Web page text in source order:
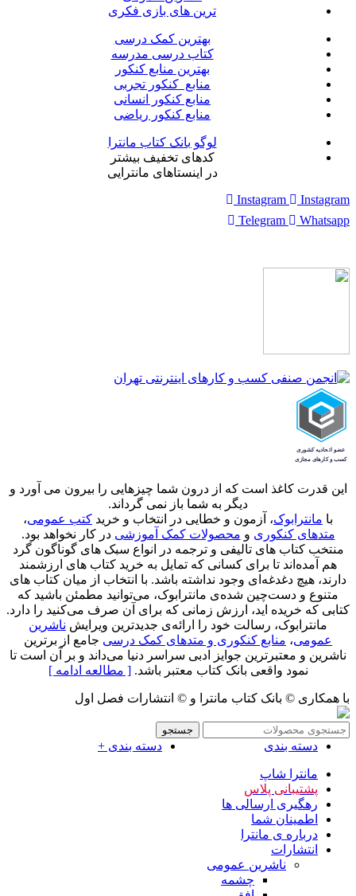
ترین های بازی فکری
بهترین کمک درسی
کتاب درسی مدرسه
بهترین منابع کنکور
منابع کنکور تجربی
منابع کنکور انسانی
منابع کنکور ریاضی
لوگو بانک کتاب مانترا
کدهای تخفیف بیشتر
در اینستاهای مانترایی
Instagram
Instagram
Telegram
Whatsapp
این قدرت کاغذ است که از درون شما چیزهایی را بیرون می آورد و
دیگر به شما باز نمی گرداند.
با مانترابوک، آزمون و خطایی در انتخاب و خرید کتب عمومی،
متدهای کنکوری و محصولات کمک آموزشی در کار نخواهد بود.
منتخب کتاب‌ های تالیفی و ترجمه در انواع سبک های گوناگون گرد
هم آمده‌اند تا برای کسانی که تمایل به خرید کتاب های ارزشمند
دارند، هیچ دغدغه‌ای وجود نداشته باشد. با انتخاب از میان کتاب های
متنوع و دست‌چین شده‌ی مانترابوک، می‌توانید مطمئن باشید که
کتابی که خریده اید، ارزش زمانی که برای آن صرف می‌کنید را دارد.
مانترابوک، رسالت خود را ارائه‌ی جدیدترین ویرایش ناشرین
عمومی، منابع کنکوری و متدهای کمک درسی جامع از برترین
ناشرین و معتبرترین جوایز ادبی سراسر دنیا می‌داند و بر آن است تا
نمود واقعی بانک کتاب معتبر باشد.[ مطالعه ادامه ]
با همکاری © بانک کتاب مانترا و © انتشارات فصل اول
جستجو
دسته بندی دسته بندی +
مانترا شاپ
پشتیبانی پلاس
رهگیری ارسالی ها
اطمینان شما
درباره ی مانترا
انتشارات
ناشرین عمومی
چشمه